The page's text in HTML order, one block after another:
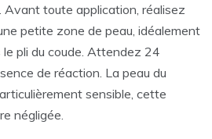
Avant toute application, réalisez
petite zone de peau, idéalement
le pli du coude. Attendez 24
de réaction. La peau du
sensible, cette
négligée.